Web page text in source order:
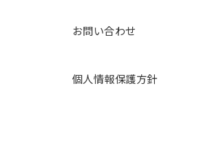
お問い合わせ
個人情報保護方針